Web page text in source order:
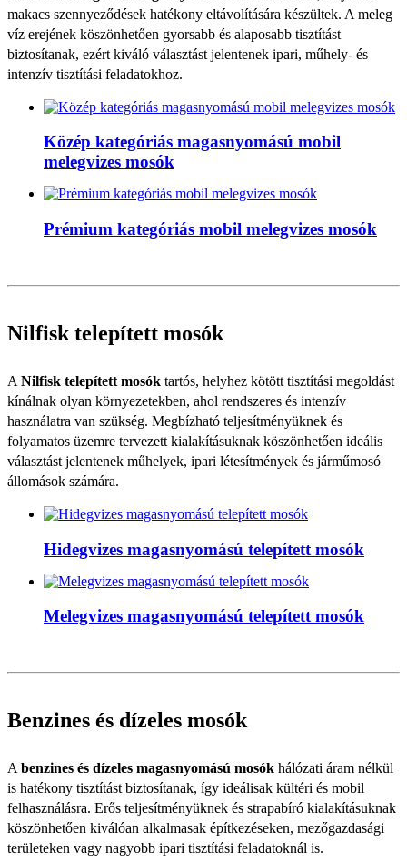
makacs szennyeződések hatékony eltávolítására készültek. A meleg
víz erejének köszönhetően gyorsabb és alaposabb tisztítást
biztosítanak, ezért kiváló választást jelentenek ipari, műhely- és
intenzív tisztítási feladatokhoz.
Közép kategóriás magasnyomású mobil
melegvizes mosók
Prémium kategóriás mobil melegvizes mosók
Nilfisk telepített mosók
A Nilfisk telepített mosók tartós, helyhez kötött tisztítási megoldást
kínálnak olyan környezetekben, ahol rendszeres és intenzív
használatra van szükség. Megbízható teljesítményüknek és
folyamatos üzemre tervezett kialakításuknak köszönhetően ideális
választást jelentenek műhelyek, ipari létesítmények és járműmosó
állomások számára.
Hidegvizes magasnyomású telepített mosók
Melegvizes magasnyomású telepített mosók
Benzines és dízeles mosók
A benzines és dízeles magasnyomású mosók hálózati áram nélkül
is hatékony tisztítást biztosítanak, így ideálisak kültéri és mobil
felhasználásra. Erős teljesítményüknek és strapabíró kialakításuknak
köszönhetően kiválóan alkalmasak építkezéseken, mezőgazdasági
területeken vagy nagyobb ipari tisztítási feladatoknál is.